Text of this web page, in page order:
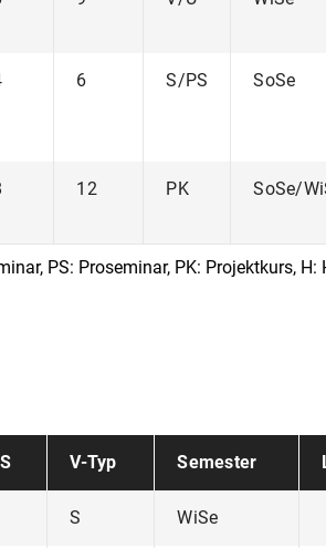
PS: Proseminar, PK: Projektkurs,
6 S/PS SoSe
12 PK SoSe/
V-Typ Semester
S WiSe